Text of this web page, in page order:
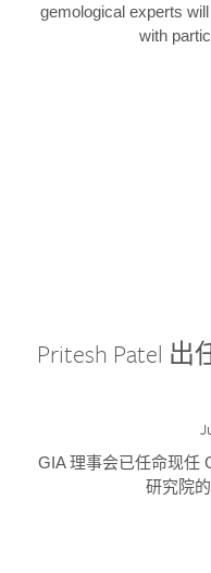
gemological experts
with
Pritesh Patel
GIA 理事会已任命现任
研究院